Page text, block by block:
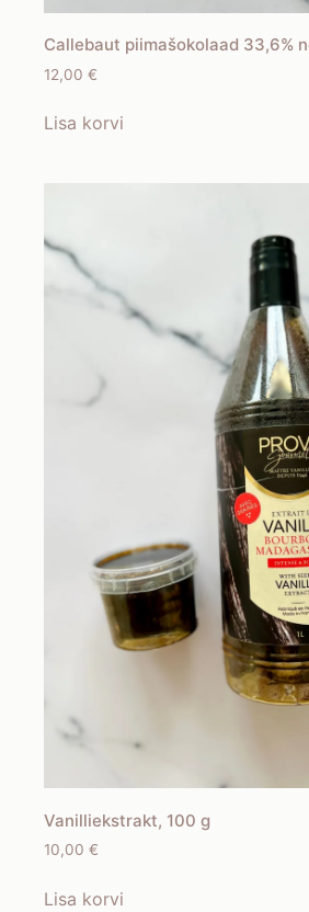
Callebaut piimašokolaad 33,6%
12,00 €
Lisa korvi
Vanilliekstrakt, 100 g
10,00 €
Lisa korvi